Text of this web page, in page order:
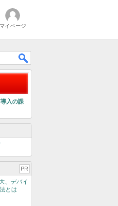
マイページ
入の課
PR
、デバイ
とは